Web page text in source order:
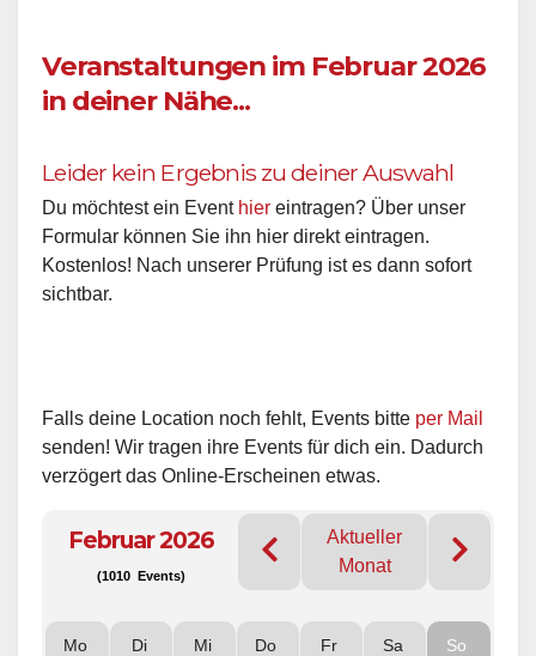
Veranstaltungen im Februar 2026
in deiner Nähe...
Leider kein Ergebnis zu deiner Auswahl
Du möchtest ein Event hier eintragen? Über unser
Formular können Sie ihn hier direkt eintragen.
Kostenlos! Nach unserer Prüfung ist es dann sofort
sichtbar.
Falls deine Location noch fehlt, Events bitte per Mail
senden! Wir tragen ihre Events für dich ein. Dadurch
verzögert das Online-Erscheinen etwas.
Februar 2026
(1010 Events)
Aktueller
Monat
Mo Di Mi Do Fr Sa So